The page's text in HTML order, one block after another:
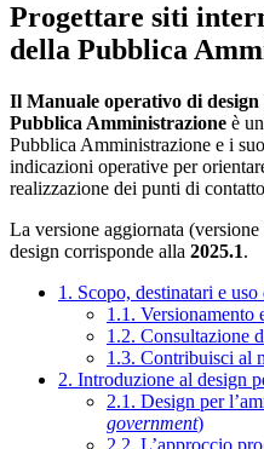
Progettare siti
della Pubblica
Il Manuale operativo di
Pubblica Amministrazione è
Pubblica Amministrazione e i
indicazioni operative per
realizzazione dei punti di
La versione aggiornata
design corrisponde alla 2025.1.
1. Scopo, destinatari e
1.1. Versionamento
1.2. Consultazione
1.3. Contribuisci al
2. Introduzione al design
2.1. Design per
government)
2.2. L’approccio